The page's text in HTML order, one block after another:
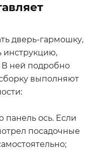
дверь-гармошку,
инструкцию,
ней подробно
выполняют
панель ось. Если
посадочные